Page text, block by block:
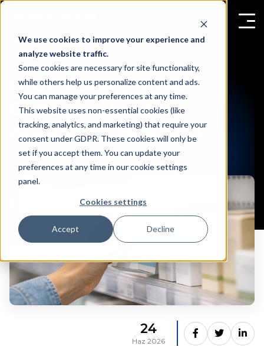
We use cookies to improve your experience and
analyze website traffic.
Some cookies are necessary for site functionality,
while others help us personalize content and ads.
You can manage your preferences at any time.
This website uses non-essential cookies (like
tracking, analytics, and marketing) that require your
consent under GDPR. These cookies will only be
set if you accept them. You can update your
preferences at any time in our cookie settings
panel.
Cookies settings
Accept Decline
Ürün Etkileşimi ile
Dönüşüm Oranları
Arasındaki Bağlantı
24
Haz 2026